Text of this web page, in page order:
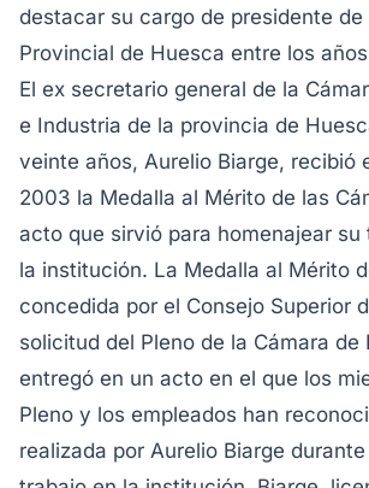
destacar su cargo de presidente de
Provincial de Huesca entre los
El ex secretario general de la
e Industria de la provincia de
veinte años, Aurelio Biarge, recibió
2003 la Medalla al Mérito de las
acto que sirvió para homenajear
la institución. La Medalla al Mérito
concedida por el Consejo Superior
solicitud del Pleno de la Cámara de
entregó en un acto en el que los
Pleno y los empleados han
realizada por Aurelio Biarge